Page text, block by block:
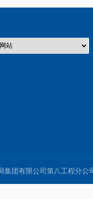
集团有限公司第八工程分